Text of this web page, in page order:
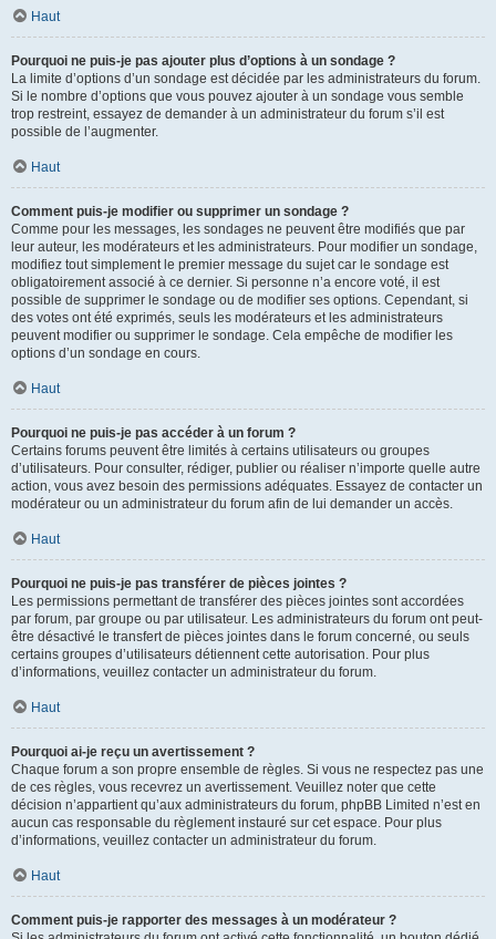
Haut
Pourquoi ne puis-je pas ajouter plus d’options à un sondage ?
La limite d’options d’un sondage est décidée par les administrateurs du forum.
Si le nombre d’options que vous pouvez ajouter à un sondage vous semble
trop restreint, essayez de demander à un administrateur du forum s’il est
possible de l’augmenter.
Haut
Comment puis-je modifier ou supprimer un sondage ?
Comme pour les messages, les sondages ne peuvent être modifiés que par
leur auteur, les modérateurs et les administrateurs. Pour modifier un sondage,
modifiez tout simplement le premier message du sujet car le sondage est
obligatoirement associé à ce dernier. Si personne n’a encore voté, il est
possible de supprimer le sondage ou de modifier ses options. Cependant, si
des votes ont été exprimés, seuls les modérateurs et les administrateurs
peuvent modifier ou supprimer le sondage. Cela empêche de modifier les
options d’un sondage en cours.
Haut
Pourquoi ne puis-je pas accéder à un forum ?
Certains forums peuvent être limités à certains utilisateurs ou groupes
d’utilisateurs. Pour consulter, rédiger, publier ou réaliser n’importe quelle autre
action, vous avez besoin des permissions adéquates. Essayez de contacter un
modérateur ou un administrateur du forum afin de lui demander un accès.
Haut
Pourquoi ne puis-je pas transférer de pièces jointes ?
Les permissions permettant de transférer des pièces jointes sont accordées
par forum, par groupe ou par utilisateur. Les administrateurs du forum ont peut-
être désactivé le transfert de pièces jointes dans le forum concerné, ou seuls
certains groupes d’utilisateurs détiennent cette autorisation. Pour plus
d’informations, veuillez contacter un administrateur du forum.
Haut
Pourquoi ai-je reçu un avertissement ?
Chaque forum a son propre ensemble de règles. Si vous ne respectez pas une
de ces règles, vous recevrez un avertissement. Veuillez noter que cette
décision n’appartient qu’aux administrateurs du forum, phpBB Limited n’est en
aucun cas responsable du règlement instauré sur cet espace. Pour plus
d’informations, veuillez contacter un administrateur du forum.
Haut
Comment puis-je rapporter des messages à un modérateur ?